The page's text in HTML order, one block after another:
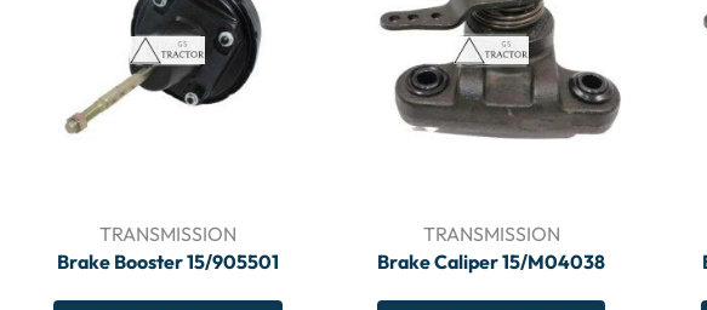
TRANSMISSION
Brake Booster 15/905501
TRANSMISSION
Brake Caliper 15/M04038